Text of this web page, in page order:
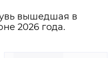
вышедшая в
2026 года.